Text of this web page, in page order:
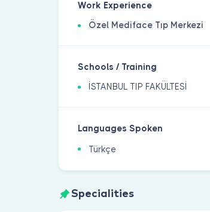
Work Experience
Özel Mediface Tıp Merkezi
Schools / Training
İSTANBUL TIP FAKÜLTESİ
Languages Spoken
Türkçe
Specialities